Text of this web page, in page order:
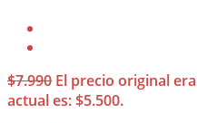
$7.990 El precio original
actual es: $5.500.